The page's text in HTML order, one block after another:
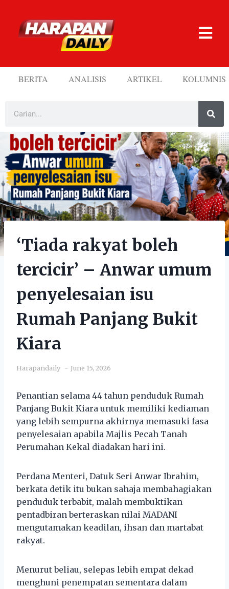
BERITA ANALISIS ARTIKEL KOLUMNIS
‘Tiada rakyat boleh
tercicir’ – Anwar umum
penyelesaian isu
Rumah Panjang Bukit
Kiara
Harapandaily June 15, 2026
Penantian selama 44 tahun penduduk Rumah
Panjang Bukit Kiara untuk memiliki kediaman
yang lebih sempurna akhirnya memasuki fasa
penyelesaian apabila Majlis Pecah Tanah
Perumahan Kekal diadakan hari ini.
Perdana Menteri, Datuk Seri Anwar Ibrahim,
berkata detik itu bukan sahaja membahagiakan
penduduk terbabit, malah membuktikan
pentadbiran berteraskan nilai MADANI
mengutamakan keadilan, ihsan dan martabat
rakyat.
Menurut beliau, selepas lebih empat dekad
menghuni penempatan sementara dalam